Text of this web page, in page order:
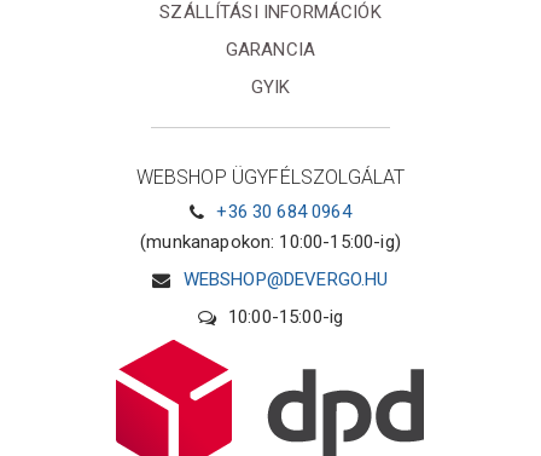
SZÁLLÍTÁSI INFORMÁCIÓK
GARANCIA
GYIK
WEBSHOP ÜGYFÉLSZOLGÁLAT
+36 30 684 0964
(munkanapokon: 10:00-15:00-ig)
WEBSHOP@DEVERGO.HU
10:00-15:00-ig